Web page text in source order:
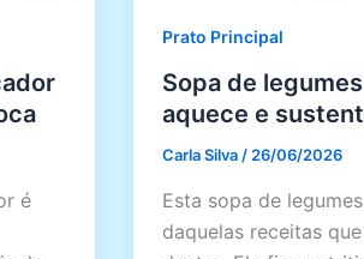
é
Prato Principal
Sopa de
aquece e
Carla Silva / 26/06/2026
Esta sopa de
daquelas receitas